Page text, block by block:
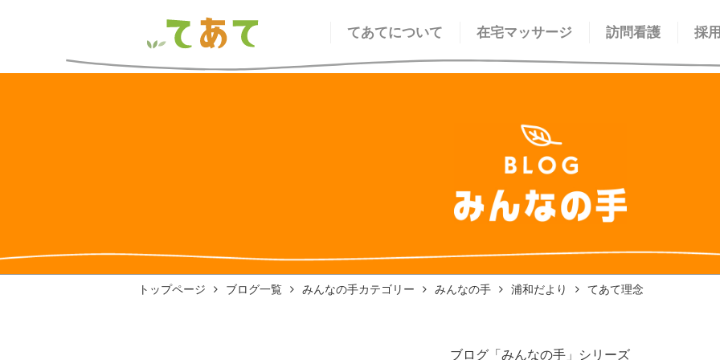
てあてについて 在宅マッサージ 訪問看護 採
トップページ ブログ一覧 みんなの手カテゴリー みんなの手 浦和だより てあて理念
ブログ「みんなの手」シリーズ